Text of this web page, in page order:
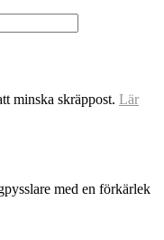
minska skräppost. Lär
med en förkärlek